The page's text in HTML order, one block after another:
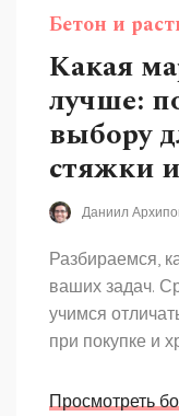
Бетон и
Какая
лучше:
выбору
стяжки
Даниил
Разбираемся,
ваших задач.
учимся
при покупке и
Просмотреть